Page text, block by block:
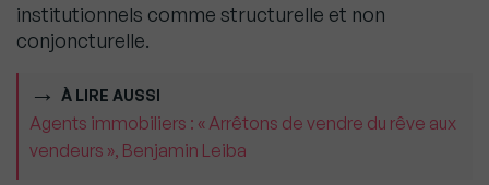
institutionnels comme structurelle et non
conjoncturelle.
À LIRE AUSSI
Agents immobiliers : « Arrêtons de vendre du rêve aux
vendeurs », Benjamin Leiba